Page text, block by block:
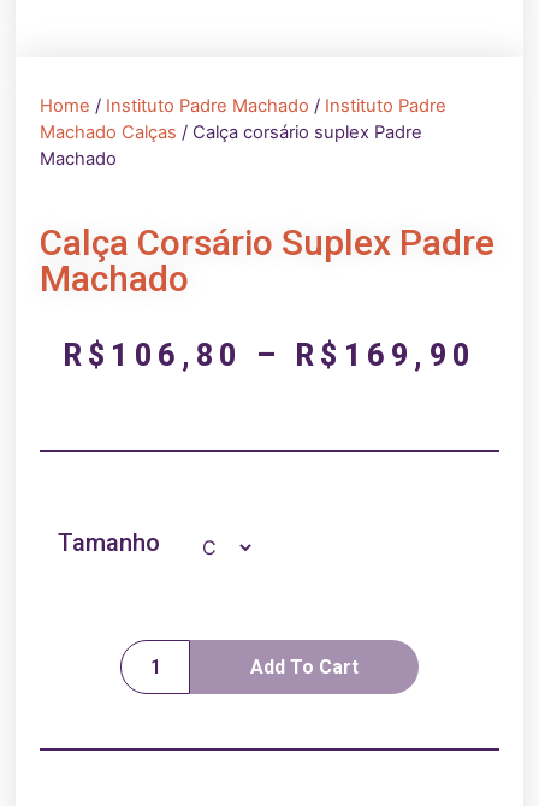
Home / Instituto Padre Machado / Instituto Padre
Machado Calças / Calça corsário suplex Padre
Machado
Calça Corsário Suplex Padre
Machado
R$ 106,80 – R$ 169,90
Tamanho
Add To Cart